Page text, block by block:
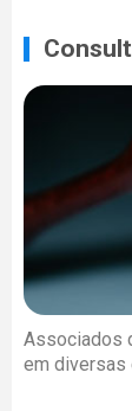
Associados
em diversas